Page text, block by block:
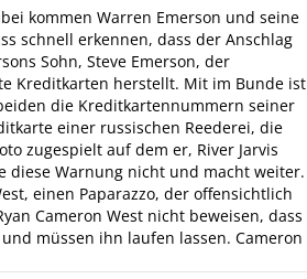
kommen Warren Emerson und seine
schnell erkennen, dass der Anschlag
Sohn, Steve Emerson, der
Kreditkarten herstellt. Mit im Bunde ist
die Kreditkartennummern seiner
einer russischen Reederei, die
zugespielt auf dem er, River Jarvis
diese Warnung nicht und macht weiter.
einen Paparazzo, der offensichtlich
Cameron West nicht beweisen, dass
müssen ihn laufen lassen. Cameron